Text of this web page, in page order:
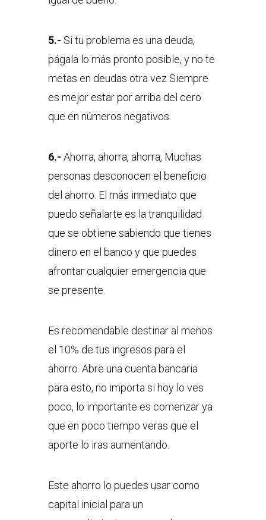
5.- Si tu problema es una deuda,
págala lo más pronto posible, y no te
metas en deudas otra vez Siempre
es mejor estar por arriba del cero
que en números negativos.
6.- Ahorra, ahorra, ahorra, Muchas
personas desconocen el beneficio
del ahorro. El más inmediato que
puedo señalarte es la tranquilidad
que se obtiene sabiendo que tienes
dinero en el banco y que puedes
afrontar cualquier emergencia que
se presente.
Es recomendable destinar al menos
el 10% de tus ingresos para el
ahorro. Abre una cuenta bancaria
para esto, no importa si hoy lo ves
poco, lo importante es comenzar ya
que en poco tiempo veras que el
aporte lo iras aumentando.
Este ahorro lo puedes usar como
capital inicial para un